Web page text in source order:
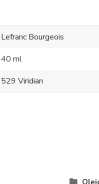
Lefranc Bourgeois
40 ml
529 Viridian